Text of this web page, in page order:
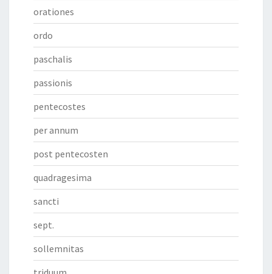
orationes
ordo
paschalis
passionis
pentecostes
per annum
post pentecosten
quadragesima
sancti
sept.
sollemnitas